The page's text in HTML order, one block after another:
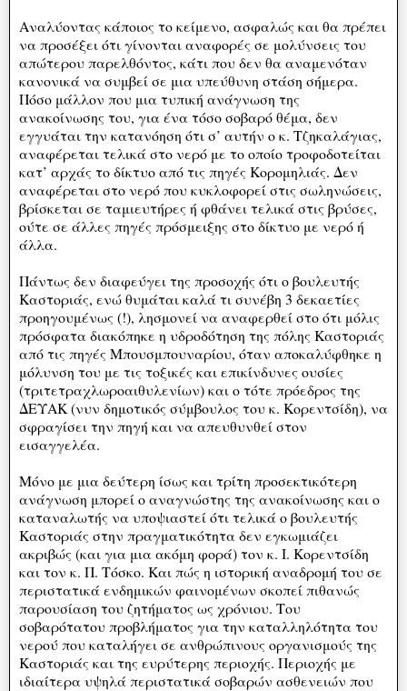
Αναλύοντας κάποιος το κείμενο, ασφαλώς και θα πρέπει
να προσέξει ότι γίνονται αναφορές σε μολύνσεις του
απώτερου παρελθόντος, κάτι που δεν θα αναμενόταν
κανονικά να συμβεί σε μια υπεύθυνη στάση σήμερα.
Πόσο μάλλον που μια τυπική ανάγνωση της
ανακοίνωσης του, για ένα τόσο σοβαρό θέμα, δεν
εγγυάται την κατανόηση ότι σ’ αυτήν ο κ. Τζηκαλάγιας,
αναφέρεται τελικά στο νερό με το οποίο τροφοδοτείται
κατ’ αρχάς το δίκτυο από τις πηγές Κορομηλιάς. Δεν
αναφέρεται στο νερό που κυκλοφορεί στις σωληνώσεις,
βρίσκεται σε ταμιευτήρες ή φθάνει τελικά στις βρύσες,
ούτε σε άλλες πηγές πρόσμειξης στο δίκτυο με νερό ή
άλλα.
Πάντως δεν διαφεύγει της προσοχής ότι ο βουλευτής
Καστοριάς, ενώ θυμάται καλά τι συνέβη 3 δεκαετίες
προηγουμένως (!), λησμονεί να αναφερθεί στο ότι μόλις
πρόσφατα διακόπηκε η υδροδότηση της πόλης Καστοριάς
από τις πηγές Μπουσμπουναρίου, όταν αποκαλύφθηκε η
μόλυνση του με τις τοξικές και επικίνδυνες ουσίες
(τριτετραχλωροαιθυλενίων) και ο τότε πρόεδρος της
ΔΕΥΑΚ (νυν δημοτικός σύμβουλος του κ. Κορεντσίδη), να
σφραγίσει την πηγή και να απευθυνθεί στον
εισαγγελέα.
Μόνο με μια δεύτερη ίσως και τρίτη προσεκτικότερη
ανάγνωση μπορεί ο αναγνώστης της ανακοίνωσης και ο
καταναλωτής να υποψιαστεί ότι τελικά ο βουλευτής
Καστοριάς στην πραγματικότητα δεν εγκωμιάζει
ακριβώς (και για μια ακόμη φορά) τον κ. Ι. Κορεντσίδη
και τον κ. Π. Τόσκο. Και πώς η ιστορική αναδρομή του σε
περιστατικά ενδημικών φαινομένων σκοπεί πιθανώς
παρουσίαση του ζητήματος ως χρόνιου. Του
σοβαρότατου προβλήματος για την καταλληλότητα του
νερού που καταλήγει σε ανθρώπινους οργανισμούς της
Καστοριάς και της ευρύτερης περιοχής. Περιοχής με
ιδιαίτερα υψηλά περιστατικά σοβαρών ασθενειών που